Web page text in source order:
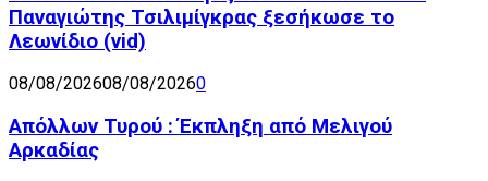
Παναγιώτης Τσιλιμίγκρας ξεσήκωσε το
Λεωνίδιο (vid)
08/08/202608/08/20260
Απόλλων Τυρού : Έκπληξη από Μελιγού
Αρκαδίας